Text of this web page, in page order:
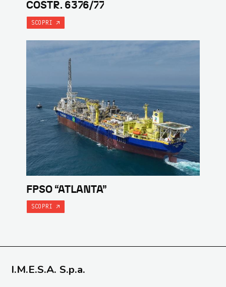
COSTR. 6376/77
SCOPRI
FPSO “ATLANTA”
SCOPRI
I.M.E.S.A. S.p.a.